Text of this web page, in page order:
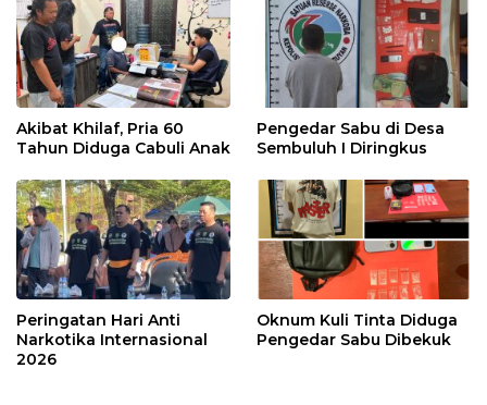
Akibat Khilaf, Pria 60
Tahun Diduga Cabuli Anak
Pengedar Sabu di Desa
Sembuluh I Diringkus
Peringatan Hari Anti
Narkotika Internasional
2026
Oknum Kuli Tinta Diduga
Pengedar Sabu Dibekuk